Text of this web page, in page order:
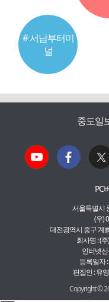
# 서남부터미
널
중도일
PC
서울특별시
(우)
대전광역시 중구 계
회사명 : (
인터넷
등록일자
편집인 : 유
Copyright ©